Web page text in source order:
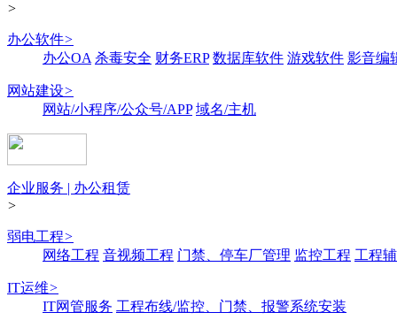
>
办公软件>
办公OA 杀毒安全 财务ERP 数据库软件 游戏软件 影音编
网站建设>
网站/小程序/公众号/APP 域名/主机
企业服务 | 办公租赁
>
弱电工程>
网络工程 音视频工程 门禁、停车厂管理 监控工程 工程
IT运维>
IT网管服务 工程布线/监控、门禁、报警系统安装